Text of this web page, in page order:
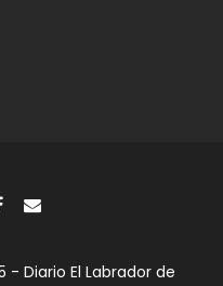
- Diario El Labrador de